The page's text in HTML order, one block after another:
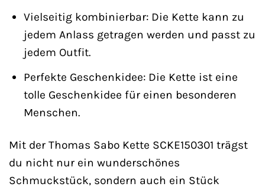
Vielseitig kombinierbar: Die Kette kann zu
jedem Anlass getragen werden und passt zu
jedem Outfit.
Perfekte Geschenkidee: Die Kette ist eine
tolle Geschenkidee für einen besonderen
Menschen.
Mit der Thomas Sabo Kette SCKE150301 trägst
du nicht nur ein wunderschönes
Schmuckstück, sondern auch ein Stück